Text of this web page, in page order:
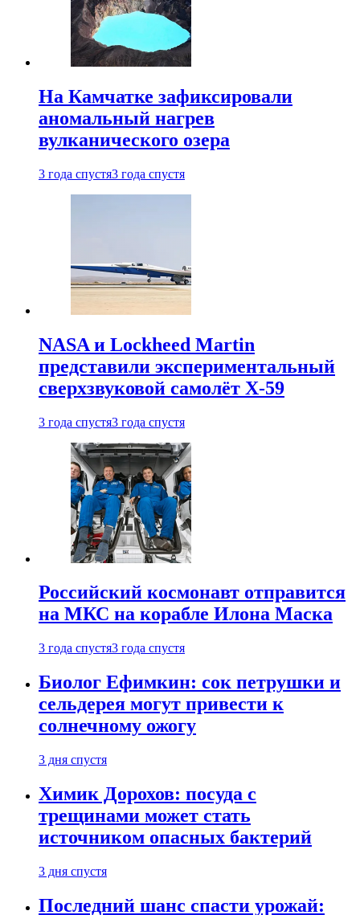
На Камчатке зафиксировали
аномальный нагрев
вулканического озера
3 года спустя3 года спустя
NASA и Lockheed Martin
представили экспериментальный
сверхзвуковой самолёт X-59
3 года спустя3 года спустя
Российский космонавт отправится
на МКС на корабле Илона Маска
3 года спустя3 года спустя
Биолог Ефимкин: сок петрушки и
сельдерея могут привести к
солнечному ожогу
3 дня спустя
Химик Дорохов: посуда с
трещинами может стать
источником опасных бактерий
3 дня спустя
Последний шанс спасти урожай: